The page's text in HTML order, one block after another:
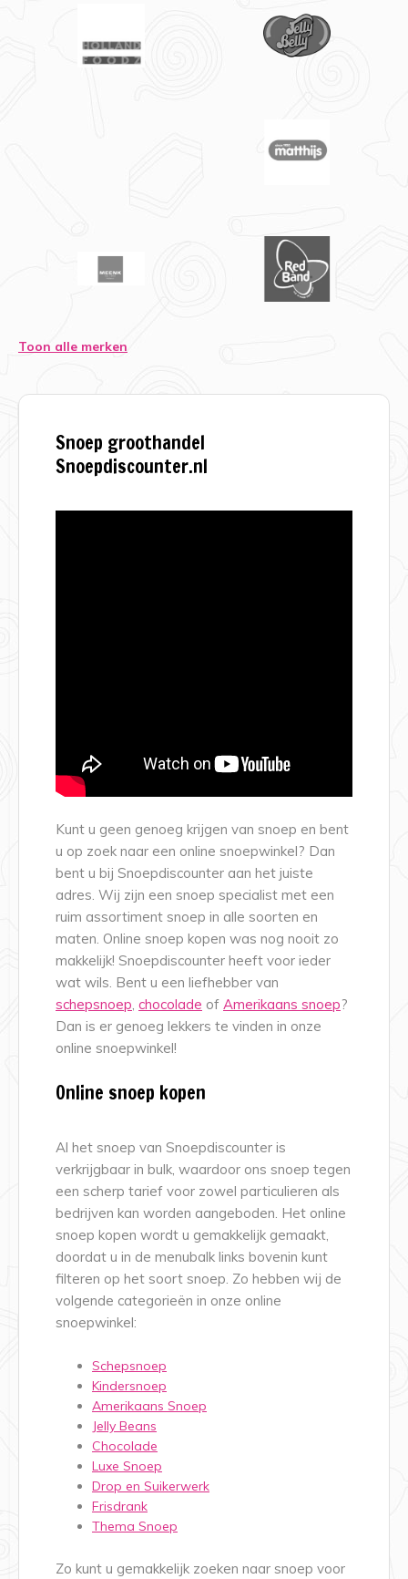
Toon alle merken
Snoep groothandel
Snoepdiscounter.nl
Kunt u geen genoeg krijgen van snoep en bent
u op zoek naar een online snoepwinkel? Dan
bent u bij Snoepdiscounter aan het juiste
adres. Wij zijn een snoep specialist met een
ruim assortiment snoep in alle soorten en
maten. Online snoep kopen was nog nooit zo
makkelijk! Snoepdiscounter heeft voor ieder
wat wils. Bent u een liefhebber van
schepsnoep, chocolade of Amerikaans snoep?
Dan is er genoeg lekkers te vinden in onze
online snoepwinkel!
Online snoep kopen
Al het snoep van Snoepdiscounter is
verkrijgbaar in bulk, waardoor ons snoep tegen
een scherp tarief voor zowel particulieren als
bedrijven kan worden aangeboden. Het online
snoep kopen wordt u gemakkelijk gemaakt,
doordat u in de menubalk links bovenin kunt
filteren op het soort snoep. Zo hebben wij de
volgende categorieën in onze online
snoepwinkel:
Schepsnoep
Kindersnoep
Amerikaans Snoep
Jelly Beans
Chocolade
Luxe Snoep
Drop en Suikerwerk
Frisdrank
Thema Snoep
Zo kunt u gemakkelijk zoeken naar snoep voor